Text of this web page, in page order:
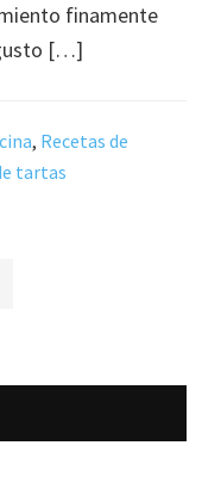
finamente
[…]
, Recetas de
tartas